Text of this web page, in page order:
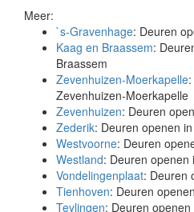
Meer:
`s-Gravenhage: Deuren
Kaag en Braassem:
Braassem
Zevenhuizen-Moerkapelle
Zevenhuizen-Moerkapelle
Zevenhuizen: Deuren
Zederik: Deuren openen
Westvoorne: Deuren
Westland: Deuren openen
Vondelingenplaat: Deuren
Tienhoven: Deuren
Teylingen: Deuren